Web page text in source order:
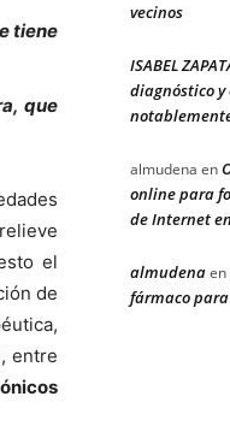
tiene
que
el
de
entre
vecinos
ISABEL
diagnóstico
almudena en
online para
de Internet
almudenaen
fármaco